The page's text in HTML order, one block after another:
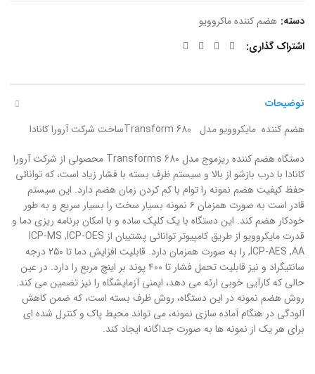
دسته: هضم کننده ماکروویو
اشتراک گذاری
توضیحات
هضم کننده مایکروویو مدل Transform 680ساخت شرکت آرورا کانادا
دستگاه هضم کننده ریزموج مدل Transforms 680 محصولی از شرکت آرورا
کانادا با درب بازشو از بالا و سیستم ظرف بسته با فشار زیاد است، که توانائی
حفظ کیفیت هضم نمونه را توام با کم کردن زمان هضم دارد. این سیستم
قادر است به صورت همزمان ۶ نمونه بسیار سخت را بسیار سریع و به طور
خودکار هضم کند. این دستگاه با یک کلیک ساده و با امکان برنامه ریزی دما و
قدرت مایکروویو از طریق کامپیوتر توانائی پشتیبان از ICP-MS ,ICP-OES
,ICP-AES ,AA را به صورت همزمان دارد. قابلیت افزایش دما تا ۲۵۰ درجه
سانتیگراد و نیز قابلیت تحمل فشار تا ۴۰۰ پوند بر اینچ مربع را دارد. در عین
حالی که کارآیی خوبی ارئه می دهد، ایمنی آزمایشگاه را نیز تضمین می کند.
روش هضم نمونه در این دستگاه، روش ظرف بسته است، که ضمن کاهش
آلودگی در هنگام آماده سازی نمونه، می تواند محیط پاک و کنترل شده ای
برای هر یک از نمونه ها به صورت جداگانه ایجاد کند.